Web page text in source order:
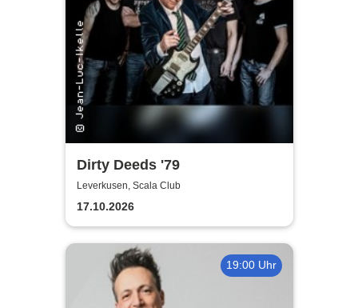
Dirty Deeds '79
Leverkusen, Scala Club
17.10.2026
19:00 Uhr